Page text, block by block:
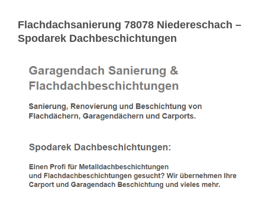
Flachdachsanierung 78078 Niedereschach –
Spodarek Dachbeschichtungen